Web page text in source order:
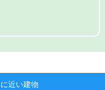
に近い建物